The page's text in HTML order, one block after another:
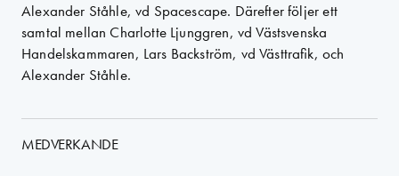
Alexander Ståhle, vd Spacescape. Därefter följer ett
samtal mellan Charlotte Ljunggren, vd Västsvenska
Handelskammaren, Lars Backström, vd Västtrafik, och
Alexander Ståhle.
MEDVERKANDE